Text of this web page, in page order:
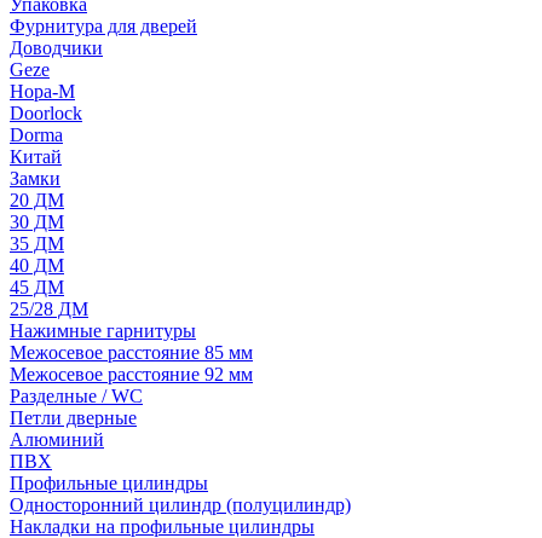
Упаковка
Фурнитура для дверей
Доводчики
Geze
Нора-М
Doorlock
Dorma
Китай
Замки
20 ДМ
30 ДМ
35 ДМ
40 ДМ
45 ДМ
25/28 ДМ
Нажимные гарнитуры
Межосевое расстояние 85 мм
Межосевое расстояние 92 мм
Разделные / WC
Петли дверные
Алюминий
ПВХ
Профильные цилиндры
Односторонний цилиндр (полуцилиндр)
Накладки на профильные цилиндры